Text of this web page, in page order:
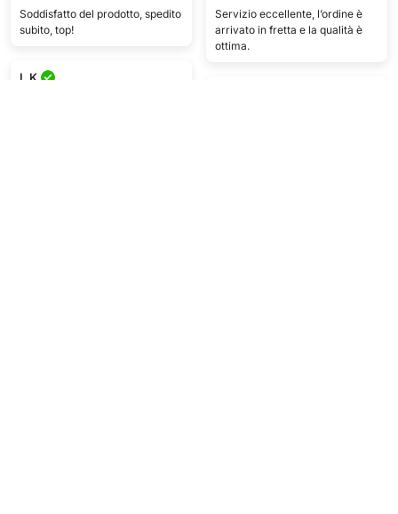
Soddisfatto del prodotto, spedito
subito, top!
Servizio eccellente, l’ordine è
arrivato in fretta e la qualità è
ottima.
L.K.